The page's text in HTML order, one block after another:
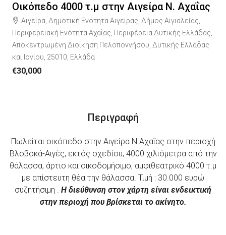
Οικόπεδο 4000 τ.μ στην Αιγείρα Ν. Αχαΐας
Αιγείρα, Δημοτική Ενότητα Αιγείρας, Δήμος Αιγιαλείας,
Περιφερειακή Ενότητα Αχαΐας, Περιφέρεια Δυτικής Ελλάδας,
Αποκεντρωμένη Διοίκηση Πελοποννήσου, Δυτικής Ελλάδας
και Ιονίου, 25010, Ελλάδα
€30,000
Περιγραφή
Πωλείται οικόπεδο στην Αιγείρα Ν.Αχαΐας στην περιοχή
Βλοβοκά-Αιγές, εκτός σχεδίου, 4000 χιλιόμετρα από την
θάλασσα, άρτιο και οικοδομήσιμο, αμφιθεατρικό 4000 τ.μ
με απίστευτη θέα την θάλασσα. Τιμή : 30.000 ευρώ
συζητήσιμη . Η διεύθυνση στον χάρτη είναι ενδεικτική
στην περιοχή που βρίσκεται το ακίνητο.